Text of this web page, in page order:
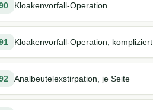
Kloakenvorfall-Operation
Kloakenvorfall-Operation, kompliziert
Analbeutelexstirpation, je Seite